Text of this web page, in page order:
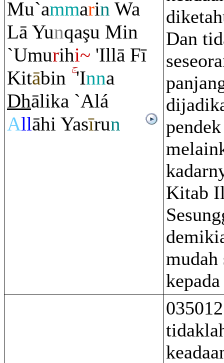
Mu`ammarin Wa
Lā Yunqaşu Min
`Umurihi~ 'Illā Fī
Kitābin 'Inna
Dhālika `Alá
Allāhi Yasīrun
Dan
Kitab
mudah